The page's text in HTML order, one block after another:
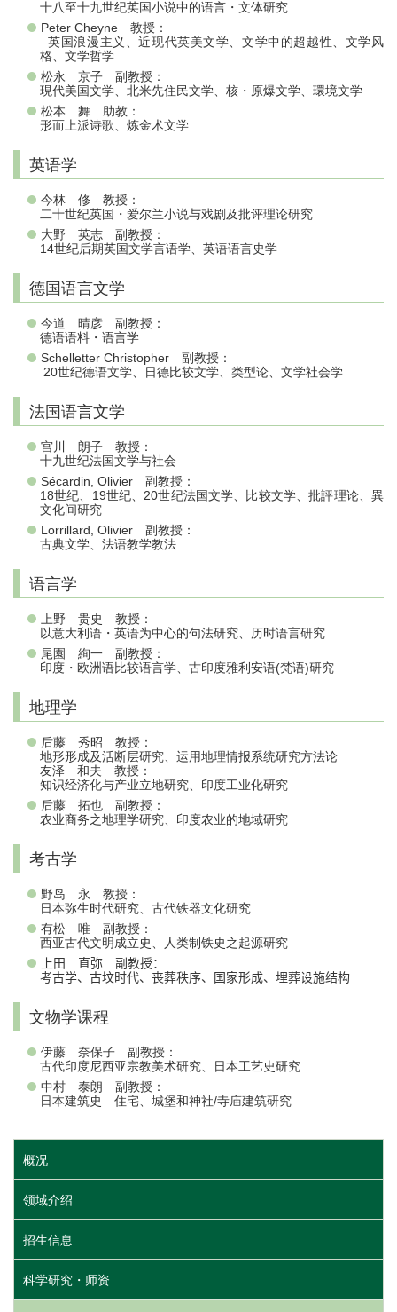
十八至十九世纪英国小说中的语言・文体研究
Peter Cheyne 教授：
英国浪漫主义、近现代英美文学、文学中的超越性、文学风
格、文学哲学
松永 京子 副教授：
現代美国文学、北米先住民文学、核・原爆文学、環境文学
松本 舞 助教：
形而上派诗歌、炼金术文学
英语学
今林 修 教授：
二十世纪英国・爱尔兰小说与戏剧及批评理论研究
大野 英志 副教授：
14世纪后期英国文学言语学、英语语言史学
德国语言文学
今道 晴彦 副教授：
德语语料・语言学
Schelletter Christopher 副教授：
20世纪德语文学、日德比较文学、类型论、文学社会学
法国语言文学
宫川 朗子 教授：
十九世纪法国文学与社会
Sécardin, Olivier 副教授：
18世纪、19世纪、20世纪法国文学、比较文学、批評理论、異
文化间研究
Lorrillard, Olivier 副教授：
古典文学、法语教学教法
语言学
上野 贵史 教授：
以意大利语・英语为中心的句法研究、历时语言研究
尾園 絢一 副教授：
印度・欧洲语比较语言学、古印度雅利安语(梵语)研究
地理学
后藤 秀昭 教授：
地形形成及活断层研究、运用地理情报系统研究方法论
友泽 和夫 教授：
知识经济化与产业立地研究、印度工业化研究
后藤 拓也 副教授：
农业商务之地理学研究、印度农业的地域研究
考古学
野岛 永 教授：
日本弥生时代研究、古代铁器文化研究
有松 唯 副教授：
西亚古代文明成立史、人类制铁史之起源研究
上田 直弥 副教授：
考古学、古坟时代、丧葬秩序、国家形成、埋葬设施结构
文物学课程
伊藤 奈保子 副教授：
古代印度尼西亚宗教美术研究、日本工艺史研究
中村 泰朗 副教授：
日本建筑史 住宅、城堡和神社/寺庙建筑研究
概况
领域介绍
招生信息
科学研究・师资